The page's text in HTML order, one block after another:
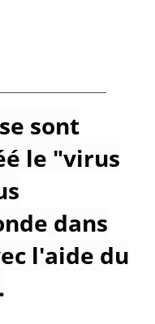
sont
le "virus
dans
l'aide du